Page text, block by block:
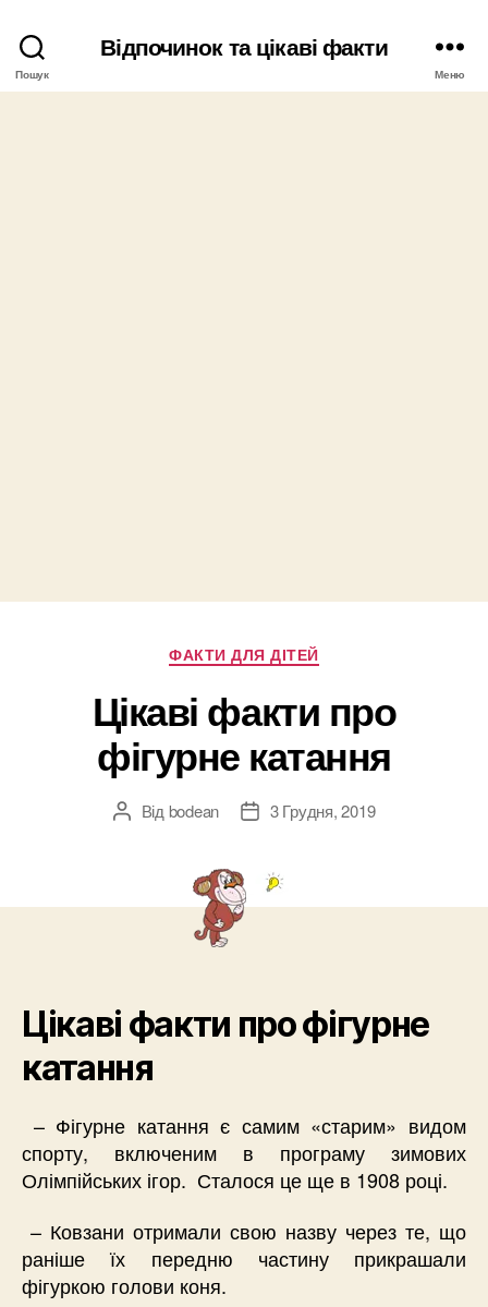
Пошук
Відпочинок та цікаві факти
Меню
Категорії
ФАКТИ ДЛЯ ДІТЕЙ
Цікаві факти про
фігурне катання
Автор
Від bodean
Дата3 Грудня, 2019
Цікаві факти про фігурне
катання
– Фігурне катання є самим «старим» видом
спорту, включеним в програму зимових
Олімпійських ігор. Сталося це ще в 1908 році.
– Ковзани отримали свою назву через те, що
раніше їх передню частину прикрашали
фігуркою голови коня.